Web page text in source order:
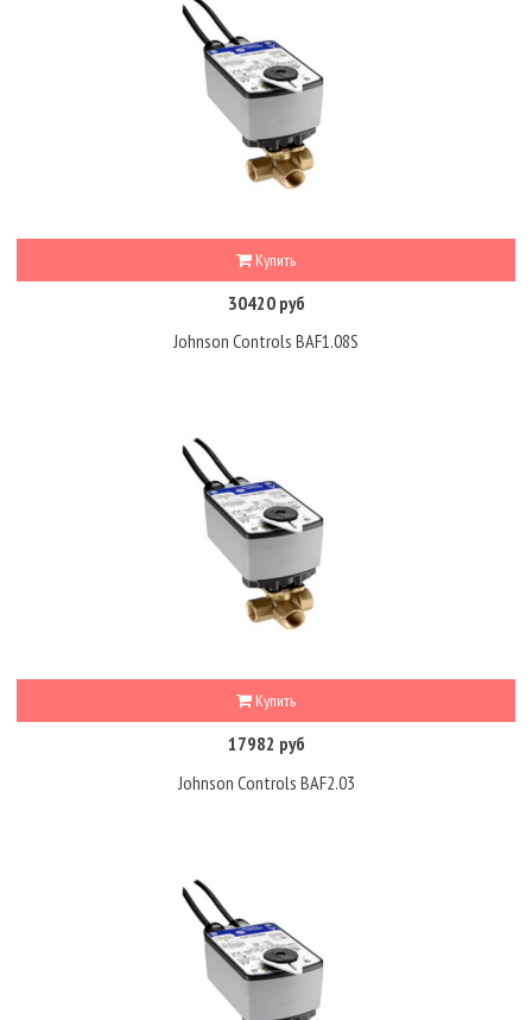
Купить
30420 руб
Johnson Controls BAF1.08S
Купить
17982 руб
Johnson Controls BAF2.03